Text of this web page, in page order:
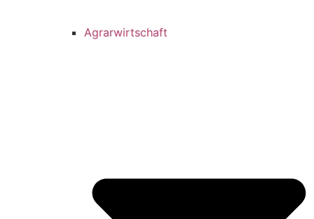
Agrarwirtschaft